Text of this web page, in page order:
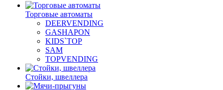
Торговые автоматы
DEERVENDING
GASHAPON
KIDS`TOP
SAM
TOPVENDING
Стойки, швеллера